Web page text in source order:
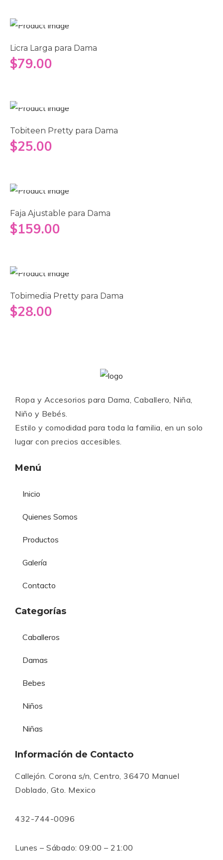
Licra Larga para Dama
$79.00
Tobiteen Pretty para Dama
$25.00
Faja Ajustable para Dama
$159.00
Tobimedia Pretty para Dama
$28.00
Ropa y Accesorios para Dama, Caballero, Niña,
Niño y Bebés.
Estilo y comodidad para toda la familia, en un solo
lugar con precios accesibles.
Menú
Inicio
Quienes Somos
Productos
Galería
Contacto
Categorías
Caballeros
Damas
Bebes
Niños
Niñas
Información de Contacto
Callejón. Corona s/n, Centro, 36470 Manuel
Doblado, Gto. Mexico
432-744-0096
Lunes – Sábado: 09:00 – 21:00